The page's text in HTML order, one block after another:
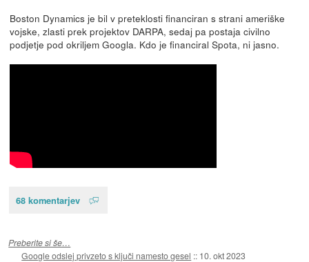
Boston Dynamics je bil v preteklosti financiran s strani ameriške
vojske, zlasti prek projektov DARPA, sedaj pa postaja civilno
podjetje pod okriljem Googla. Kdo je financiral Spota, ni jasno.
68 komentarjev
Preberite si še…
Google odslej privzeto s ključi namesto gesel :: 10. okt 2023